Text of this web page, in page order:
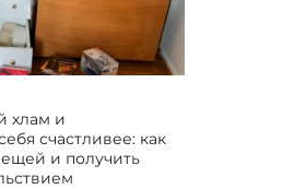
хлам и
счастливее: как
и получить